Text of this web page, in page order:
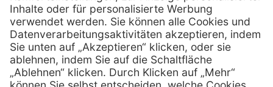
Telefon:0800 - 07 01 96
E-Mail:info @ praxis-discount.de
Services Hilfe